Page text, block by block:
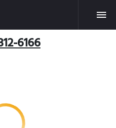
6166